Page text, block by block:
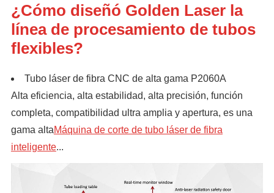
¿Cómo diseñó Golden Laser la
línea de procesamiento de tubos
flexibles?
Tubo láser de fibra CNC de alta gama P2060A
Alta eficiencia, alta estabilidad, alta precisión, función
completa, compatibilidad ultra amplia y apertura, es una
gama altaMáquina de corte de tubo láser de fibra
inteligente...